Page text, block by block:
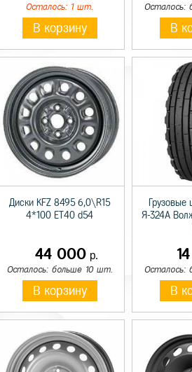
Осталось: 1 шт.
В корзину
Осталось:
В
Диски KFZ 8495 6,0\R15
4*100 ET40 d54
44 000 р.
Осталось: больше 10 шт.
В корзину
Я-324А
Осталось:
В